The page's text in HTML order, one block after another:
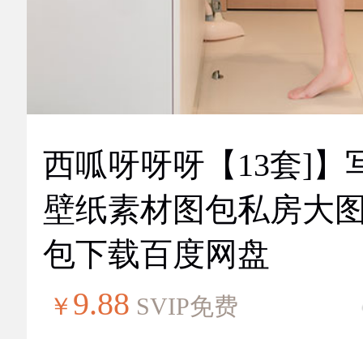
西呱呀呀呀【13套]】
壁纸素材图包私房大
包下载百度网盘
￥ 9.88 SVIP免费